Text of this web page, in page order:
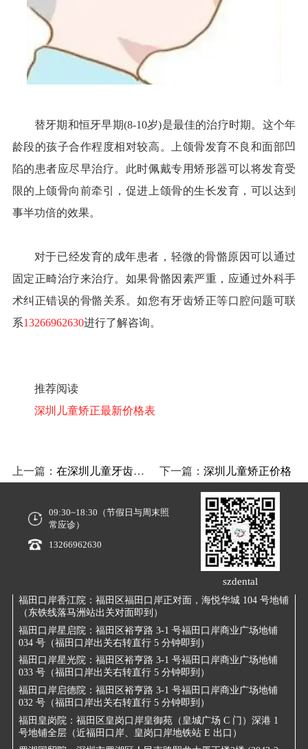
替牙期和恒牙早期(8-10岁)是最佳的治疗时期。这个年
龄段的孩子合作程度相对较高。上颌骨发育不良和面部凹
陷的患者应尽早治疗。此时佩戴专用矫形器可以将发育受
限的上颌骨向前牵引，促进上颌骨的生长发育，可以达到
事半功倍的效果。
对于已经发育的成年患者，轻微的骨骼原因可以通过
固定正畸治疗来治疗。如果骨骼因素严重，应通过外科手
术纠正错误的骨骼关系。如您有牙齿矫正等口腔问题可联
系13266962630进行了解咨询。
推荐阅读
深圳儿童矫正最新价格表
上一篇： 在深圳儿童牙齿矫正要注意什么？ 下一篇：深圳儿童矫正价格
09:30~18:30（节假日与周末照
常应诊）
13266962630
szdental
福田口岸香江院：福田区福田口岸正对面，海悦华城 104 号地铺
（东铁线落马洲站出关对面即到）
福田口岸星启院：福田区裕亨路 3-1 号福田口岸商业广场地铺
034 号（福田口岸出关右转直行 5 分钟即到）
福田口岸星光院：福田区裕亨路 3-1 号福田口岸商业广场地铺
033 号（福田口岸出关右转直行 5 分钟即到）
福田口岸启德院：福田区裕亨路 3-1 号福田口岸商业广场地铺
032 号（福田口岸出关右转直行 5 分钟即到）
福田皇岗院：福田区皇岗口岸皇御苑（皇城广场 C 门）深港 1
号地铺全层（近福田口岸、皇岗口岸地铁站 E 出口）